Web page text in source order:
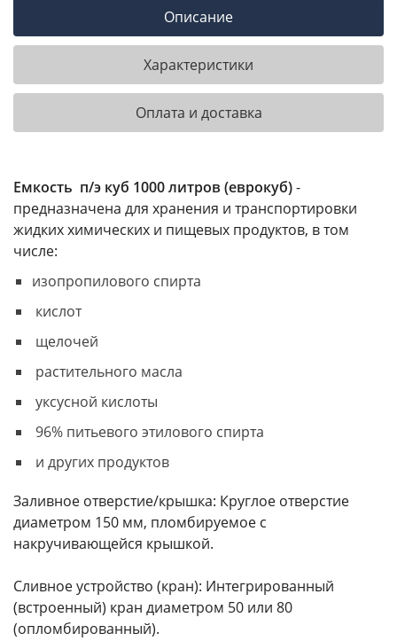
Описание
Характеристики
Оплата и доставка
Емкость п/э куб 1000 литров (еврокуб)-
предназначена для хранения и транспортировки
жидких химических и пищевых продуктов, в том
числе:
изопропилового спирта
кислот
щелочей
растительного масла
уксусной кислоты
96% питьевого этилового спирта
и других продуктов
Заливное отверстие/крышка: Круглое отверстие
диаметром 150 мм, пломбируемое с
накручивающейся крышкой.
Сливное устройство (кран): Интегрированный
(встроенный) кран диаметром 50 или 80
(опломбированный).